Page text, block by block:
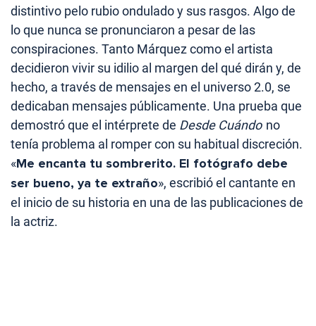
distintivo pelo rubio ondulado y sus rasgos. Algo de
lo que nunca se pronunciaron a pesar de las
conspiraciones. Tanto Márquez como el artista
decidieron vivir su idilio al margen del qué dirán y, de
hecho, a través de mensajes en el universo 2.0, se
dedicaban mensajes públicamente. Una prueba que
demostró que el intérprete de Desde Cuándo no
tenía problema al romper con su habitual discreción.
«Me encanta tu sombrerito. El fotógrafo debe
ser bueno, ya te extraño», escribió el cantante en
el inicio de su historia en una de las publicaciones de
la actriz.